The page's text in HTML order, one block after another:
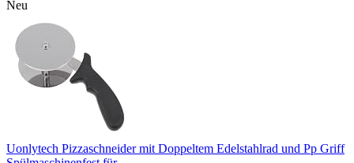
Neu
Uonlytech Pizzaschneider mit Doppeltem Edelstahlrad und Pp Griff